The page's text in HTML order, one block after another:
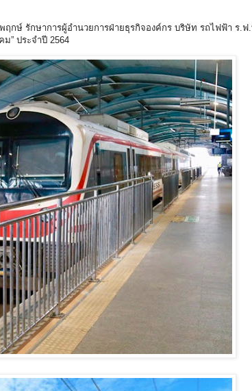
ษ์ รักษาการผู้อำนวยการฝ่ายธุรกิจองค์กร บริษัท รถไฟฟ้า ร.ฟ
” ประจำปี 2564